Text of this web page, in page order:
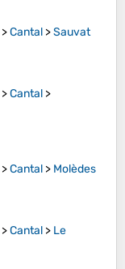
>Cantal >Sauvat
>Cantal >
>Cantal > Molèdes
>Cantal > Le